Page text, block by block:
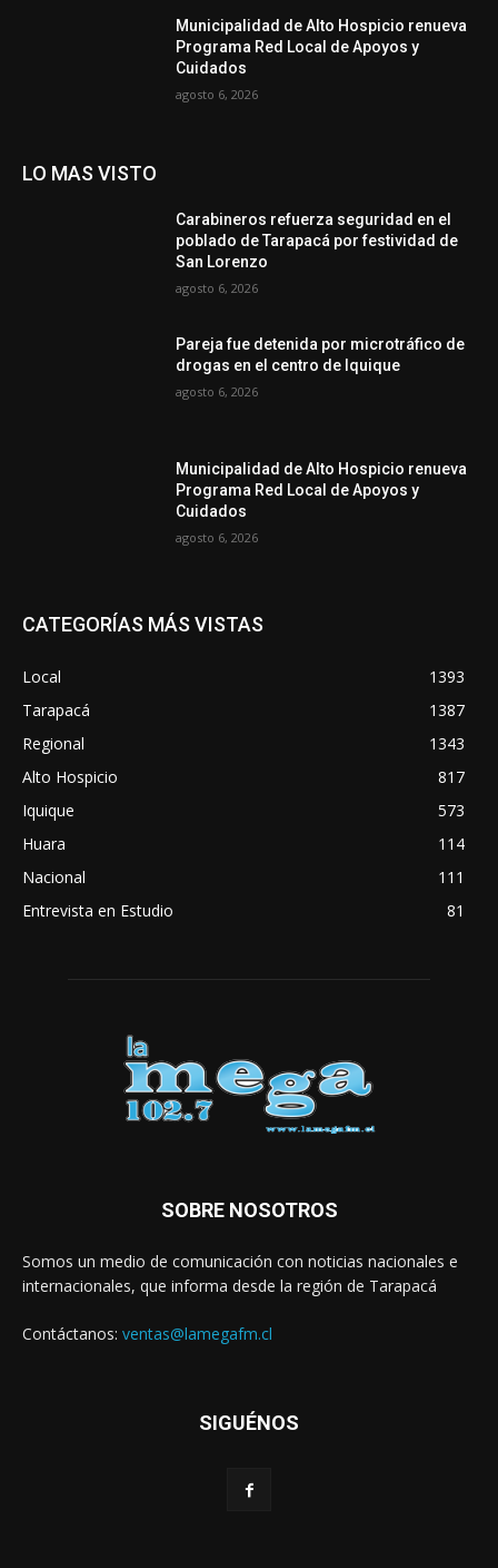
Municipalidad de Alto Hospicio renueva
Programa Red Local de Apoyos y
Cuidados
agosto 6, 2026
LO MAS VISTO
Carabineros refuerza seguridad en el
poblado de Tarapacá por festividad de
San Lorenzo
agosto 6, 2026
Pareja fue detenida por microtráfico de
drogas en el centro de Iquique
agosto 6, 2026
Municipalidad de Alto Hospicio renueva
Programa Red Local de Apoyos y
Cuidados
agosto 6, 2026
CATEGORÍAS MÁS VISTAS
Local
1393
Tarapacá
1387
Regional
1343
Alto Hospicio
817
Iquique
573
Huara
114
Nacional
111
Entrevista en Estudio
81
SOBRE NOSOTROS
Somos un medio de comunicación con noticias nacionales e
internacionales, que informa desde la región de Tarapacá
Contáctanos: ventas@lamegafm.cl
SIGUÉNOS